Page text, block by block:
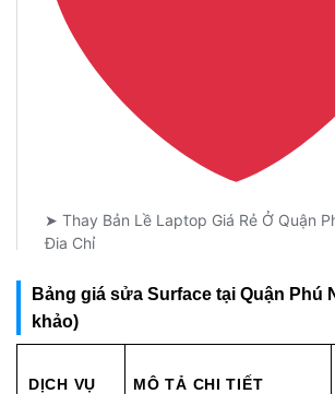
Bảng giá sửa Surface tại Quận Phú
khảo)
DỊCH VỤ MÔ TẢ CHI TIẾT